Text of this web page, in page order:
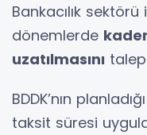
Bankacılık
dönemlerde
uzatılmasını
BDDK’nın
taksit süresi